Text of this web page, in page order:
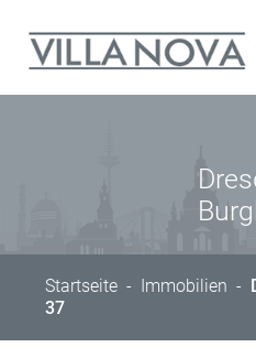
Startseite - Immobilien -
37